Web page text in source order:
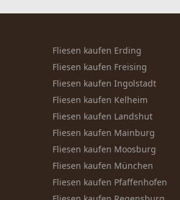
Fliesen kaufen Erding
Fliesen kaufen Freising
Fliesen kaufen Ingolstadt
Fliesen kaufen Kelheim
Fliesen kaufen Landshut
Fliesen kaufen Mainburg
Fliesen kaufen Moosburg
Fliesen kaufen München
Fliesen kaufen Pfaffenhofen